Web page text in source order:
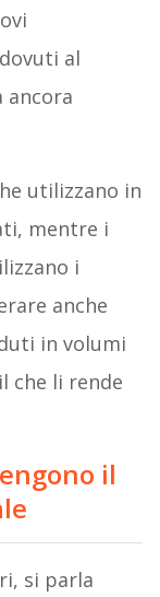
al
ancora
utilizzano in
mentre i
i
anche
in volumi
che li rende
il
si parla